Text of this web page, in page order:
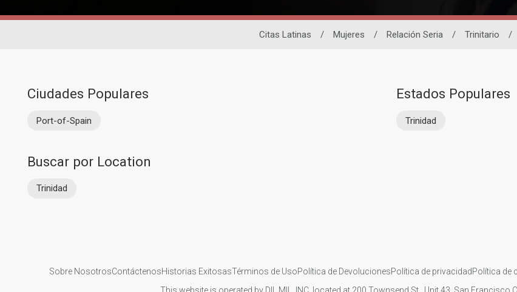
Citas Latinas / Mujeres / Relación Seria / Trinitario /
Ciudades Populares
Port-of-Spain
Estados Populares
Trinidad
Buscar por Location
Trinidad
Sobre NosotrosContáctenosHistorias ExitosasTérminos de UsoPolítica de DevolucionesPolítica de privacidadPolítica de